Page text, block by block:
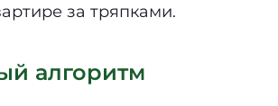
за тряпками.
алгоритм